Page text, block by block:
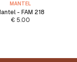
MANTEL
- FAM 218
€5.00